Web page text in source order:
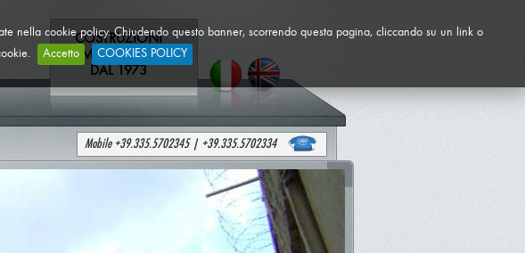
nella cookie policy. Chiudendo questo banner, scorrendo questa pagina, cliccando su un link o
Accetto COOKIES POLICY
COSTRUZIONI
METALLICHE
DAL 1973
Mobile +39.335.5702345 | +39.335.5702334